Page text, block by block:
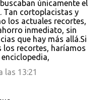
únicamente el
Tan cortoplacistas y
los actuales recortes,
inmediato, sin
que hay más allá.Si
recortes, haríamos
las 13:21